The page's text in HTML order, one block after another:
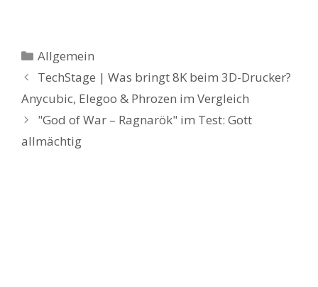
Kategorien
Allgemein
TechStage | Was bringt 8K beim 3D-Drucker?
Anycubic, Elegoo & Phrozen im Vergleich
"God of War – Ragnarök" im Test: Gott
allmächtig